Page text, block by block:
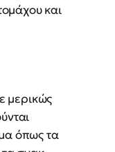
και
μερικώς
όπως τα